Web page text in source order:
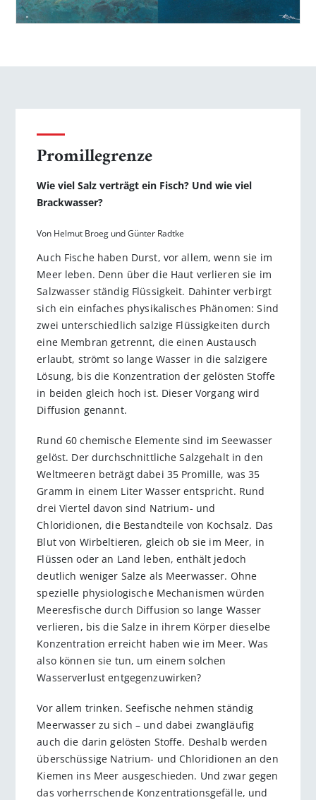
Promillegrenze
Wie viel Salz verträgt ein Fisch? Und wie viel
Brackwasser?
Von Helmut Broeg und Günter Radtke
Auch Fische haben Durst, vor allem, wenn sie im
Meer leben. Denn über die Haut verlieren sie im
Salzwasser ständig Flüssigkeit. Dahinter verbirgt
sich ein einfaches physikalisches Phänomen: Sind
zwei unterschiedlich salzige Flüssigkeiten durch
eine Membran getrennt, die einen Austausch
erlaubt, strömt so lange Wasser in die salzigere
Lösung, bis die Konzentration der gelösten Stoffe
in beiden gleich hoch ist. Dieser Vorgang wird
Diffusion genannt.
Rund 60 chemische Elemente sind im Seewasser
gelöst. Der durchschnittliche Salzgehalt in den
Weltmeeren beträgt dabei 35 Promille, was 35
Gramm in einem Liter Wasser entspricht. Rund
drei Viertel davon sind Natrium- und
Chloridionen, die Bestandteile von Kochsalz. Das
Blut von Wirbeltieren, gleich ob sie im Meer, in
Flüssen oder an Land leben, enthält jedoch
deutlich weniger Salze als Meerwasser. Ohne
spezielle physiologische Mechanismen würden
Meeresfische durch Diffusion so lange Wasser
verlieren, bis die Salze in ihrem Körper dieselbe
Konzentration erreicht haben wie im Meer. Was
also können sie tun, um einem solchen
Wasserverlust entgegenzuwirken?
Vor allem trinken. Seefische nehmen ständig
Meerwasser zu sich – und dabei zwangläufig
auch die darin gelösten Stoffe. Deshalb werden
überschüssige Natrium- und Chloridionen an den
Kiemen ins Meer ausgeschieden. Und zwar gegen
das vorherrschende Konzentrationsgefälle, und